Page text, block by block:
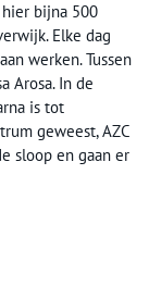
bijna 500
Elke dag
werken. Tussen
Arosa. In de
is tot
geweest, AZC
sloop en gaan er